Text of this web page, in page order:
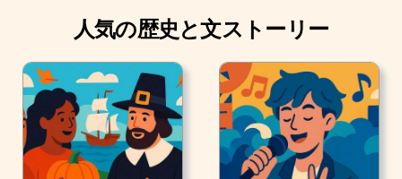
人気の歴史と文ストーリー